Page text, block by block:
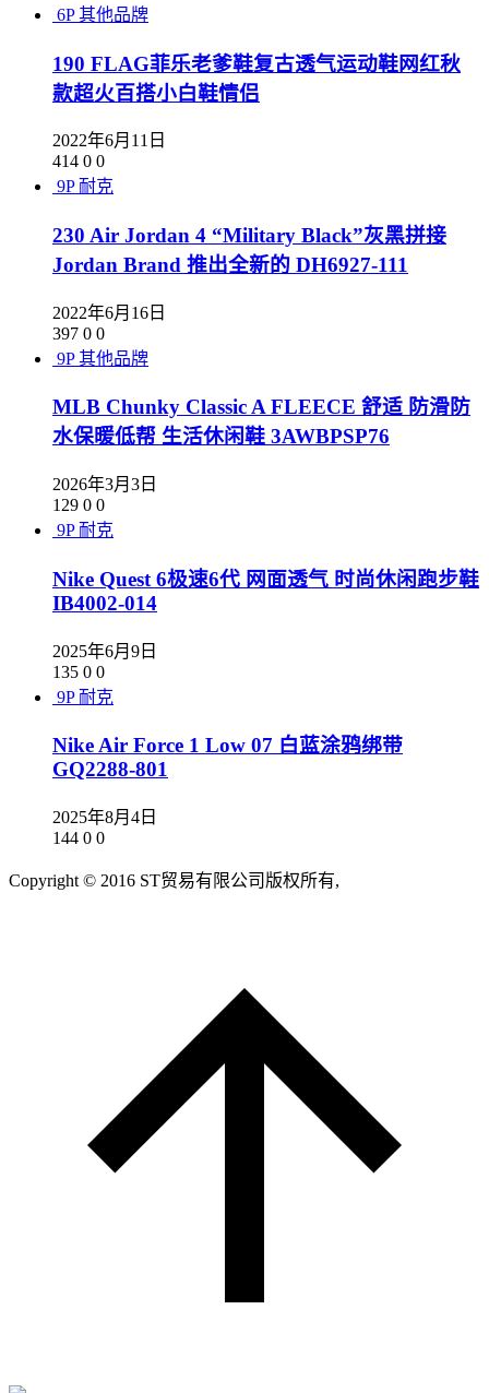
6P 其他品牌
190 FLAG菲乐老爹鞋复古透气运动鞋网红秋
款超火百搭小白鞋情侣
2022年6月11日
414 0 0
9P 耐克
230 Air Jordan 4 “Military Black”灰黑拼接
Jordan Brand 推出全新的 DH6927-111
2022年6月16日
397 0 0
9P 其他品牌
MLB Chunky Classic A FLEECE 舒适 防滑防
水保暖低帮 生活休闲鞋 3AWBPSP76
2026年3月3日
129 0 0
9P 耐克
Nike Quest 6极速6代 网面透气 时尚休闲跑步鞋
IB4002-014
2025年6月9日
135 0 0
9P 耐克
Nike Air Force 1 Low 07 白蓝涂鸦绑带
GQ2288-801
2025年8月4日
144 0 0
Copyright © 2016 ST贸易有限公司版权所有,